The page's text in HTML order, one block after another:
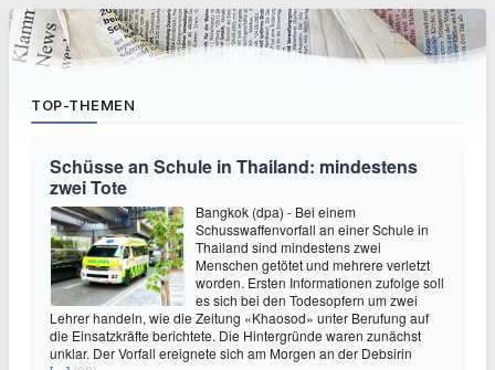
TOP-THEMEN
Schüsse an Schule in Thailand: mindestens
zwei Tote
Bangkok (dpa) - Bei einem
Schusswaffenvorfall an einer Schule in
Thailand sind mindestens zwei
Menschen getötet und mehrere verletzt
worden. Ersten Informationen zufolge soll
es sich bei den Todesopfern um zwei
Lehrer handeln, wie die Zeitung «Khaosod» unter Berufung auf
die Einsatzkräfte berichtete. Die Hintergründe waren zunächst
unklar. Der Vorfall ereignete sich am Morgen an der Debsirin